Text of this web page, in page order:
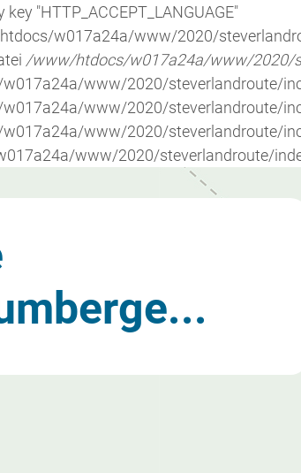
"HTTP_ACCEPT_LANGUAGE"
w017a24a/www/2020/
/www/htdocs/w017a24a/www/2020/
www/2020/steverlandroute/
www/2020/steverlandroute/
www/2020/steverlandroute/
www/2020/steverlandroute/